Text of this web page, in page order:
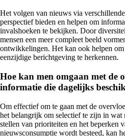
Het volgen van nieuws via
perspectief bieden en helpen om
invalshoeken te bekijken. Door
mensen een meer compleet beeld
ontwikkelingen. Het kan ook helpen
eenzijdige berichtgeving te herkennen.
Hoe kan men omgaan met de
informatie die dagelijks
Om effectief om te gaan met de
het belangrijk om selectief te zijn in wat
stellen van prioriteiten en het beperken
nieuwsconsumptie wordt besteed, kan